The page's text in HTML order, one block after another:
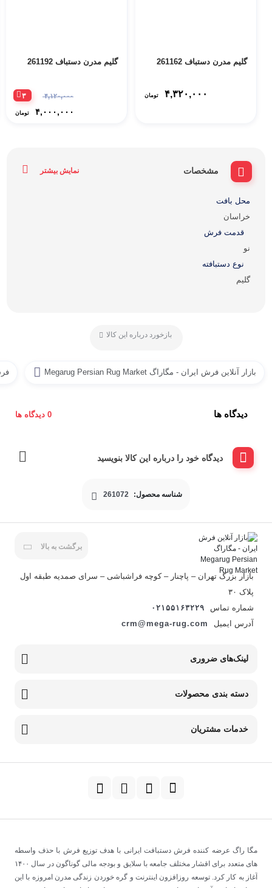
گلیم مدرن دستباف 261162
۴,۳۲۰,۰۰۰ تومان
گلیم مدرن دستباف 261192
۴,۱۲۰,۰۰۰
۴,۰۰۰,۰۰۰ تومان
۳
مشخصات نمایش بیشتر
محل بافت
خراسان
قدمت فرش
نو
نوع دستبافته
گلیم
بازخورد درباره این کالا
بازار آنلاین فرش ایران - مگاراگ Megarug Persian Rug Market
دیدگاه ها 0 دیدگاه ها
دیدگاه خود را درباره این کالا بنویسید
شناسه محصول: 261072
برگشت به بالا
بازار بزرگ تهران – پاچنار – کوچه فراشباشی – سرای صمدیه طبقه اول
پلاک ۳۰
شماره تماس
۰۲۱۵۵۱۶۳۲۲۹
آدرس ایمیل
crm@mega-rug.com
لینک‌های ضروری
دسته بندی محصولات
خدمات مشتریان
مگا راگ عرضه کننده فرش دستبافت ایرانی با هدف توزیع فرش با حذف واسطه
های متعدد برای اقشار مختلف جامعه با سلایق و بودجه مالی گوناگون در سال
آغاز به کار کرد.توسعه روزافزون اینترنت و گره خوردن زندگی مدرن امروزه با این